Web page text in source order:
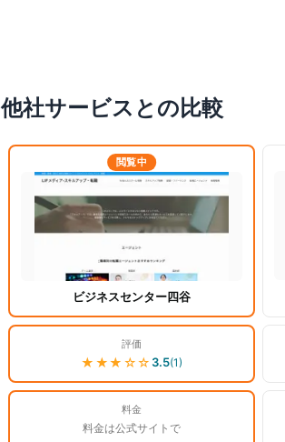
他社サービスとの比較
閲覧中
ビジネスセンター四谷
評価
★★★ ☆☆ 3.5(1)
料金
料金は公式サイトで